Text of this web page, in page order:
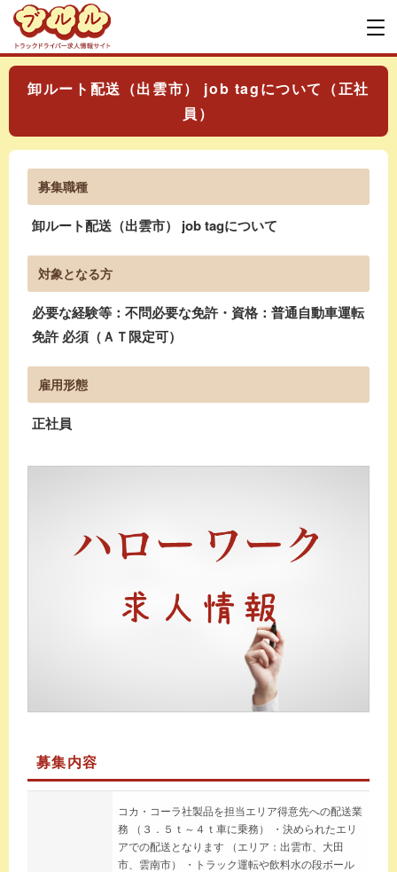
卸ルート配送（出雲市） job tagについて（正社
員）
募集職種
卸ルート配送（出雲市） job tagについて
対象となる方
必要な経験等：不問必要な免許・資格：普通自動車運転
免許 必須（ＡＴ限定可）
雇用形態
正社員
募集内容
コカ・コーラ社製品を担当エリア得意先への配送業
務 （３．５ｔ～４ｔ車に乗務） ・決められたエリ
アでの配送となります （エリア：出雲市、大田
市、雲南市） ・トラック運転や飲料水の段ボール